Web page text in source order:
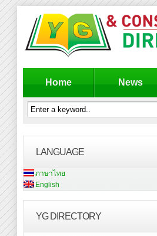
Home News
LANGUAGE
ภาษาไทย
English
YG DIRECTORY